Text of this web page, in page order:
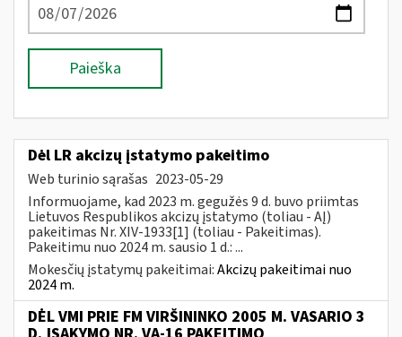
Paieška
Dėl LR akcizų įstatymo pakeitimo
Web turinio sąrašas 2023-05-29
Informuojame, kad 2023 m. gegužės 9 d. buvo priimtas
Lietuvos Respublikos akcizų įstatymo (toliau - AĮ)
pakeitimas Nr. XIV-1933[1] (toliau - Pakeitimas).
Pakeitimu nuo 2024 m. sausio 1 d.: ...
Mokesčių įstatymų pakeitimai:Akcizų pakeitimai nuo
2024 m.
DĖL VMI PRIE FM VIRŠININKO 2005 M. VASARIO 3